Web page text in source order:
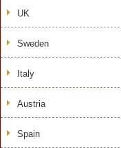
UK
Sweden
Italy
Austria
Spain